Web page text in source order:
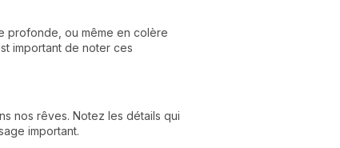
profonde, ou même en colère
important de noter ces
nos rêves. Notez les détails qui
important.